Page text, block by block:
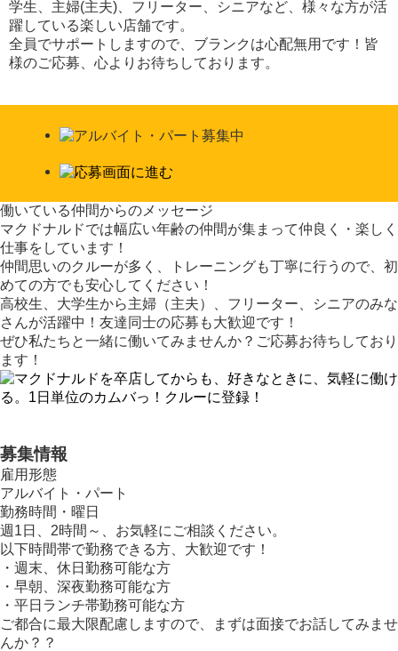
学生、主婦(主夫)、フリーター、シニアなど、様々な方が活
躍している楽しい店舗です。
全員でサポートしますので、ブランクは心配無用です！皆
様のご応募、心よりお待ちしております。
働いている仲間からのメッセージ
マクドナルドでは幅広い年齢の仲間が集まって仲良く・楽しく
仕事をしています！
仲間思いのクルーが多く、トレーニングも丁寧に行うので、初
めての方でも安心してください！
高校生、大学生から主婦（主夫）、フリーター、シニアのみな
さんが活躍中！友達同士の応募も大歓迎です！
ぜひ私たちと一緒に働いてみませんか？ご応募お待ちしており
ます！
募集情報
雇用形態
アルバイト・パート
勤務時間・曜日
週1日、2時間～、お気軽にご相談ください。
以下時間帯で勤務できる方、大歓迎です！
・週末、休日勤務可能な方
・早朝、深夜勤務可能な方
・平日ランチ帯勤務可能な方
ご都合に最大限配慮しますので、まずは面接でお話してみませ
んか？？